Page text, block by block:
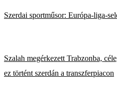
Szerdai sportműsor: Európa-liga-
Szalah megérkezett Trabzonba,
ez történt szerdán a transzferpiacon